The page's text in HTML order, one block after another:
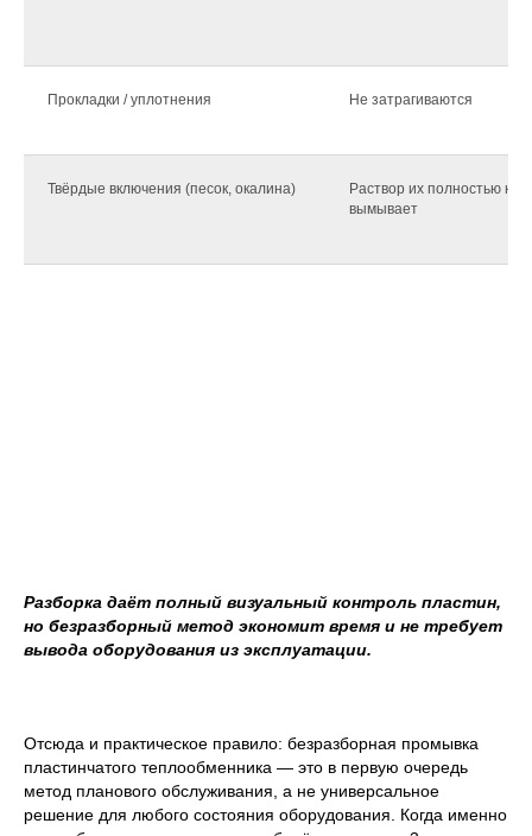
Прокладки / уплотнения Не затрагиваются
Твёрдые включения (песок, окалина)
Раствор их полностью не
вымывает
Разборка даёт полный визуальный контроль пластин,
но безразборный метод экономит время и не требует
вывода оборудования из эксплуатации.
Отсюда и практическое правило: безразборная промывка
пластинчатого теплообменника — это в первую очередь
метод планового обслуживания, а не универсальное
решение для любого состояния оборудования. Когда именно